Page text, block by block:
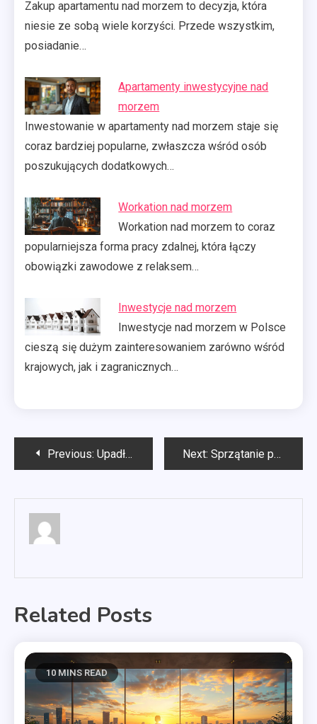
Zakup apartamentu nad morzem to decyzja, która
niesie ze sobą wiele korzyści. Przede wszystkim,
posiadanie…
Apartamenty inwestycyjne nad
morzem
Inwestowanie w apartamenty nad morzem staje się
coraz bardziej popularne, zwłaszcza wśród osób
poszukujących dodatkowych…
Workation nad morzem
Workation nad morzem to coraz
popularniejsza forma pracy zdalnej, która łączy
obowiązki zawodowe z relaksem…
Inwestycje nad morzem
Inwestycje nad morzem w Polsce
cieszą się dużym zainteresowaniem zarówno wśród
krajowych, jak i zagranicznych…
Nawigacja
Previous: Upadłość konsumencka Płock Next: Sprzątanie po budowie Szczecin
Related Posts
10 MINS READ